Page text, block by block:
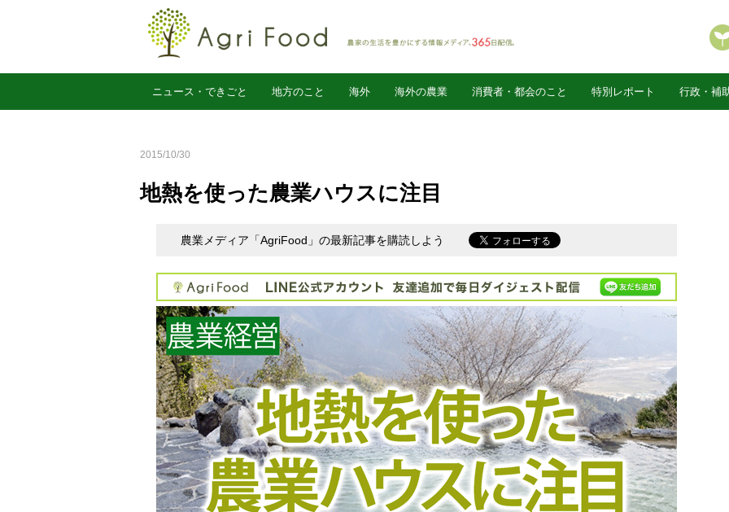
ニュース・できごと 地方のこと 海外 海外の農業 消費者・都会のこと 特別レポート 行政・補
2015/10/30
地熱を使った農業ハウスに注目
農業メディア「AgriFood」の最新記事を購読しよう